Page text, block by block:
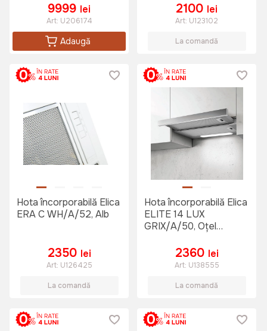
9999 lei
Art: U206174
Adaugă
2100 lei
Art: U123102
La comandă
Hota încorporabilă Elica
ERA C WH/A/52, Alb
2350 lei
Art: U126425
La comandă
Hota încorporabilă Elica
ELITE 14 LUX
GRIX/A/50, Oțel
2360 lei
Art: U138555
La comandă